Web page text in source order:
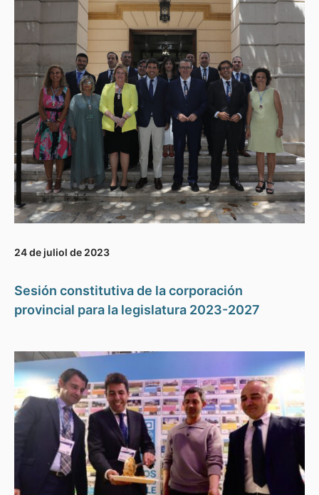
24 de juliol de 2023
Sesión constitutiva de la corporación
provincial para la legislatura 2023-2027